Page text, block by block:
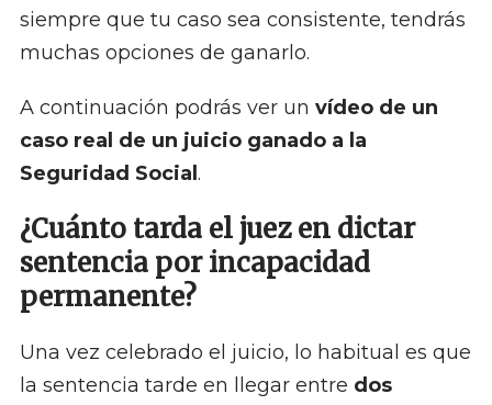
siempre que tu caso sea consistente, tendrás
muchas opciones de ganarlo.
A continuación podrás ver un vídeo de un
caso real de un juicio ganado a la
Seguridad Social .
¿Cuánto tarda el juez en dictar
sentencia por incapacidad
permanente?
Una vez celebrado el juicio, lo habitual es que
la sentencia tarde en llegar entre dos